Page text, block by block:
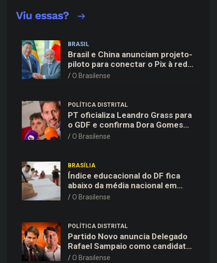
BRASIL
Brasil e China anunciam projeto-
piloto para conectar o Pix à rede
de pagamentos chinesa
O Brasilense
POLÍTICA DISTRITAL
PT oficializa Leandro Grass para
o GDF e confirma Dora Gomes
como vice na chapa majoritária
O Brasilense
BRASÍLIA
Índice educacional do DF fica
abaixo da média nacional em
todas as etapas de ensino,
O Brasilense
POLÍTICA DISTRITAL
Partido Novo anuncia Delegado
Rafael Sampaio como candidato
a vice-governador na chapa de
O Brasilense